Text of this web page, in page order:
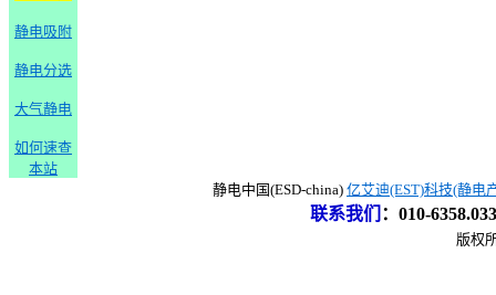
静电吸附
静电分选
大气静电
如何速查
本站
静电中国(ESD-china) 亿艾迪(EST)科技(静电
联系我们 ： 010-
版权